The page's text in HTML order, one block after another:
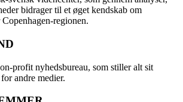
bidrager til et øget kendskab om
regionen.
profit nyhedsbureau, som stiller alt sit
andre medier.